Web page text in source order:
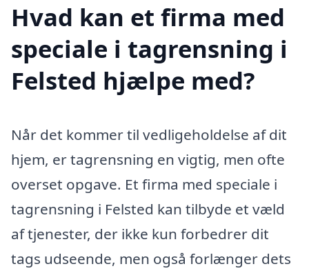
Hvad kan et firma med
speciale i tagrensning i
Felsted hjælpe med?
Når det kommer til vedligeholdelse af dit
hjem, er tagrensning en vigtig, men ofte
overset opgave. Et firma med speciale i
tagrensning i Felsted kan tilbyde et væld
af tjenester, der ikke kun forbedrer dit
tags udseende, men også forlænger dets